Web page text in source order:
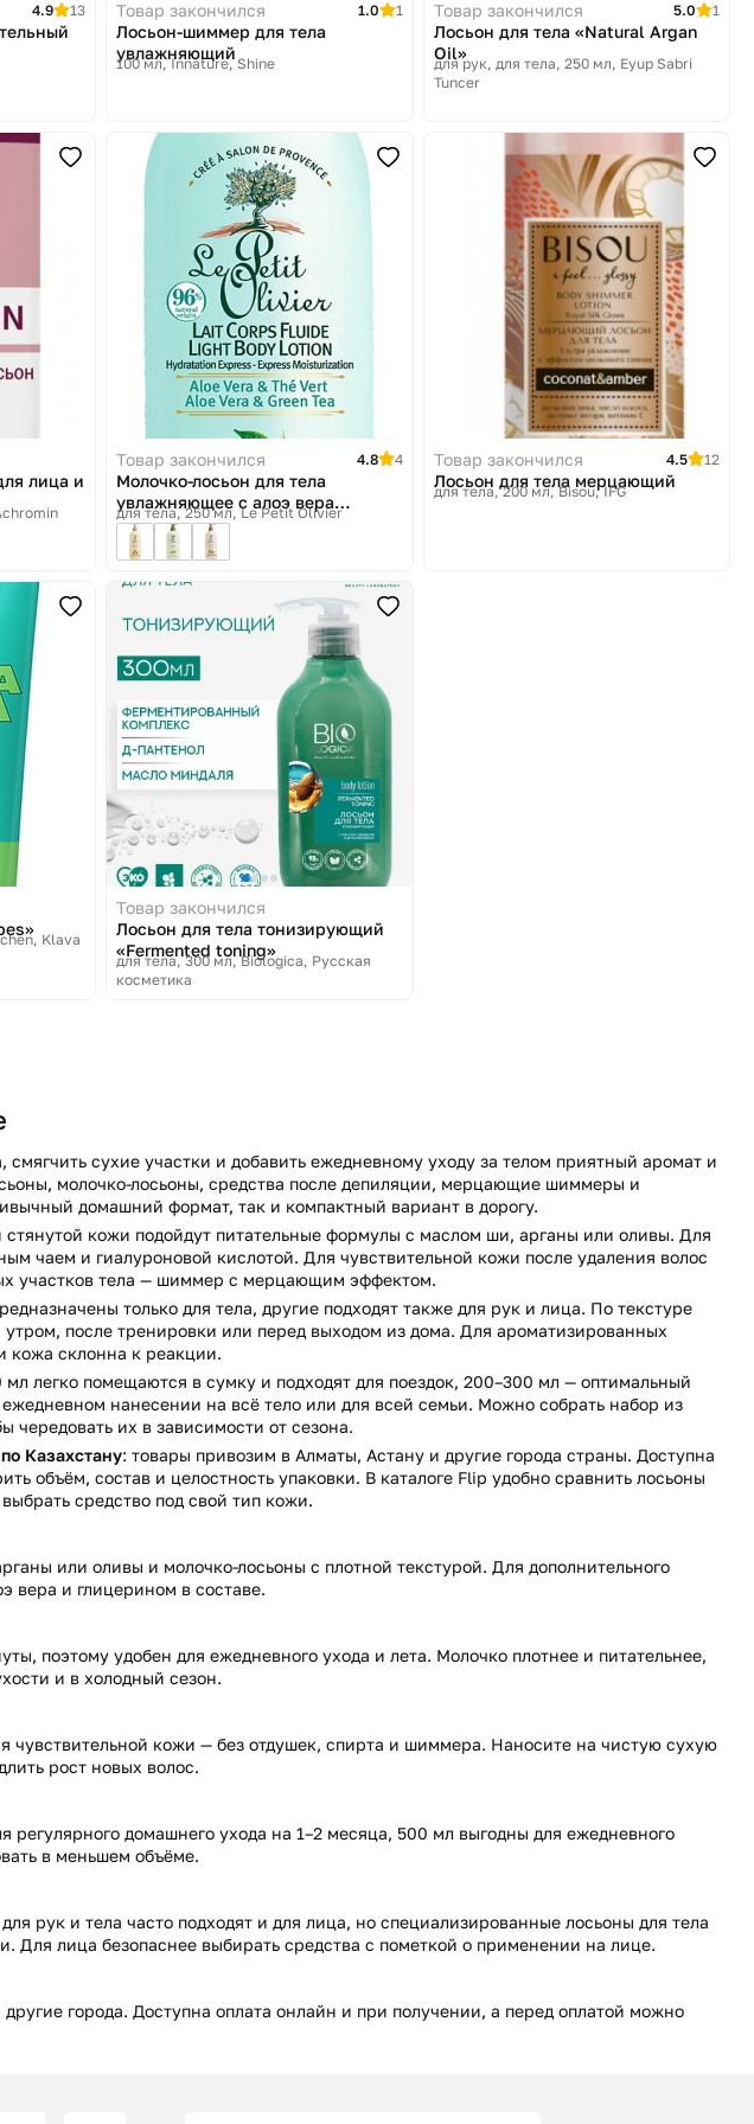
4.9 13 Товар закончился 1.0 1
Лосьон-шиммер для тела
увлажняющий
100 мл Innature, Shine
Товар закончился 5.0 1
Лосьон для тела «Natural Argan
Oil»
для рук, для тела, 250 мл Eyup Sabri
Tuncer
лица и
Товар закончился 4.8 4
Молочко-лосьон для тела
увлажняющее c алоэ вера
и зелёным чаем «Aloe Vera &
Green tea»
для тела, 250 мл Le Petit Olivier
Товар закончился 4.5 12
Лосьон для тела мерцающий
для тела, 200 мл Bisou, IFG
Klava
Товар закончился
Лосьон для тела тонизирующий
«Fermented toning»
для тела, 300 мл Biologica, Русская
косметика
сухие участки и добавить ежедневному уходу за телом приятный аромат и
молочко-лосьоны, средства после депиляции, мерцающие шиммеры и
домашний формат, так и компактный вариант в дорогу.
кожи подойдут питательные формулы с маслом ши, арганы или оливы. Для
чаем и гиалуроновой кислотой. Для чувствительной кожи после удаления волос
участков тела — шиммер с мерцающим эффектом.
только для тела, другие подходят также для рук и лица. По текстуре
после тренировки или перед выходом из дома. Для ароматизированных
кожа склонна к реакции.
мл легко помещаются в сумку и подходят для поездок, 200–300 мл — оптимальный
нанесении на всё тело или для всей семьи. Можно собрать набор из
чередовать их в зависимости от сезона.
Казахстану: товары привозим в Алматы, Астану и другие города страны. Доступна
объём, состав и целостность упаковки. В каталоге Flip удобно сравнить лосьоны
средство под свой тип кожи.
или оливы и молочко-лосьоны с плотной текстурой. Для дополнительного
вера и глицерином в составе.
поэтому удобен для ежедневного ухода и лета. Молочко плотнее и питательнее,
и в холодный сезон.
чувствительной кожи — без отдушек, спирта и шиммера. Наносите на чистую сухую
рост новых волос.
домашнего ухода на 1–2 месяца, 500 мл выгодны для ежедневного
в меньшем объёме.
рук и тела часто подходят и для лица, но специализированные лосьоны для тела
Для лица безопаснее выбирать средства с пометкой о применении на лице.
города. Доступна оплата онлайн и при получении, а перед оплатой можно